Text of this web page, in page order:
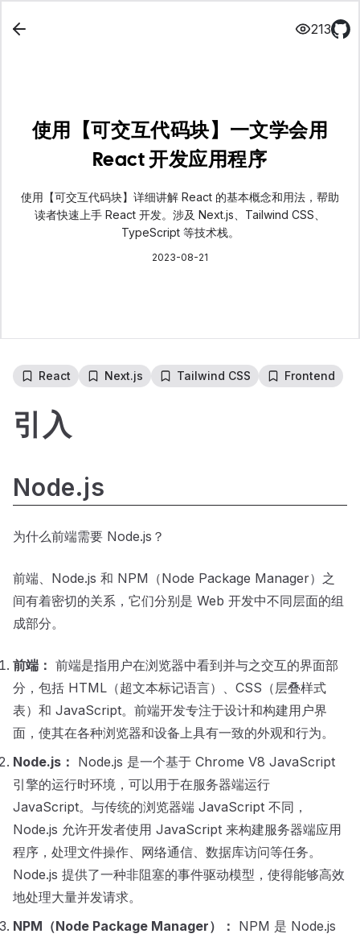
213
使用【可交互代码块】一文学会用
React 开发应用程序
使用【可交互代码块】详细讲解 React 的基本概念和用法，帮助
读者快速上手 React 开发。涉及 Next.js、Tailwind CSS、
TypeScript 等技术栈。
2023-08-21
React Next.js Tailwind CSS Frontend
引入
Node.js
为什么前端需要 Node.js？
前端、Node.js 和 NPM（Node Package Manager）之
间有着密切的关系，它们分别是 Web 开发中不同层面的组
成部分。
前端： 前端是指用户在浏览器中看到并与之交互的界面部
分，包括 HTML（超文本标记语言）、CSS（层叠样式
表）和 JavaScript。前端开发专注于设计和构建用户界
面，使其在各种浏览器和设备上具有一致的外观和行为。
Node.js： Node.js 是一个基于 Chrome V8 JavaScript
引擎的运行时环境，可以用于在服务器端运行
JavaScript。与传统的浏览器端 JavaScript 不同，
Node.js 允许开发者使用 JavaScript 来构建服务器端应用
程序，处理文件操作、网络通信、数据库访问等任务。
Node.js 提供了一种非阻塞的事件驱动模型，使得能够高效
地处理大量并发请求。
NPM（Node Package Manager）： NPM 是 Node.js